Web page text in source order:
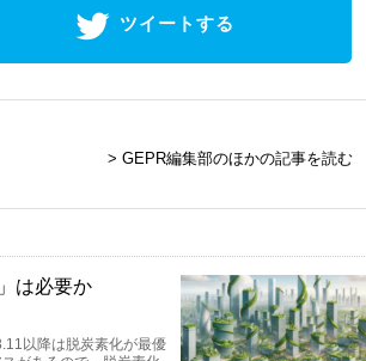
ツイートする
> GEPR編集部のほかの記事を読む
は必要か
以降は脱炭素化が最優